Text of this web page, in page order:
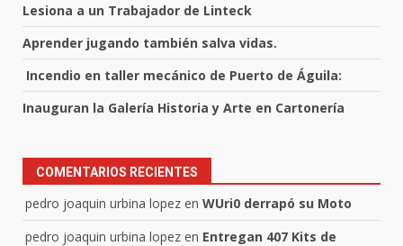
Lesiona a un Trabajador de Linteck
Aprender jugando también salva vidas.
Incendio en taller mecánico de Puerto de Águila:
Inauguran la Galería Historia y Arte en Cartonería
COMENTARIOS RECIENTES
pedro joaquin urbina lopez en WUri0 derrapó su Moto
pedro joaquin urbina lopez en Entregan 407 Kits de